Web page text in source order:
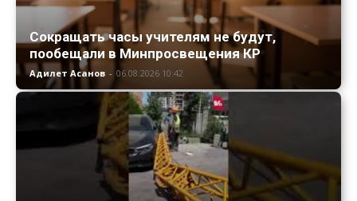
Сокращать часы учителям не будут,
пообещали в Минпросвещения КР
Адилет Асанов - 06.08.2026 10:42